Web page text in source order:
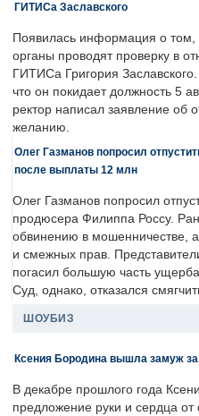
ГИТИСа Заславского
Появилась информация о том,
органы проводят проверку в
ГИТИСа Григория
что он покидает должность 5
ректор написал заявление об
желанию.
Олег Газманов попросил
после выплаты 12 млн
Олег Газманов попросил
продюсера Филиппа Россу.
обвинению в мошенничестве,
и смежных прав.
погасил большую часть
Суд, однако, отказался
ШОУБИЗ
Ксения Бородина вышла замуж
В декабре прошлого года
предложение руки и сердца от